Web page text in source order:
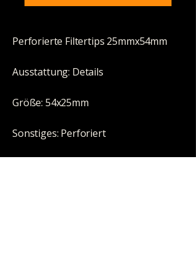
Perforierte Filtertips 25mmx54mm
Ausstattung: Details
Größe: 54x25mm
Sonstiges: Perforiert